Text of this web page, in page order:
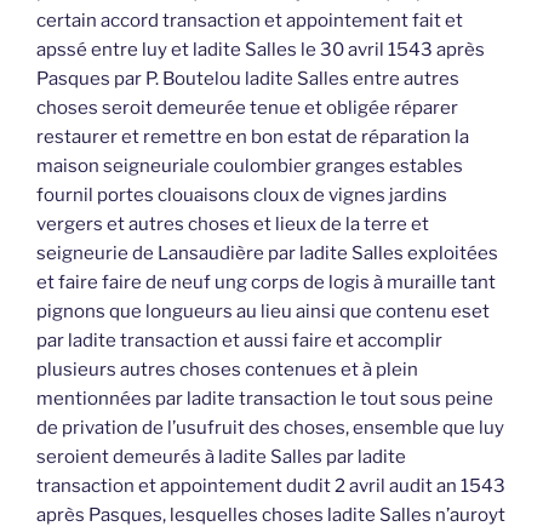
certain accord transaction et appointement fait et
apssé entre luy et ladite Salles le 30 avril 1543 après
Pasques par P. Boutelou ladite Salles entre autres
choses seroit demeurée tenue et obligée réparer
restaurer et remettre en bon estat de réparation la
maison seigneuriale coulombier granges estables
fournil portes clouaisons cloux de vignes jardins
vergers et autres choses et lieux de la terre et
seigneurie de Lansaudière par ladite Salles exploitées
et faire faire de neuf ung corps de logis à muraille tant
pignons que longueurs au lieu ainsi que contenu eset
par ladite transaction et aussi faire et accomplir
plusieurs autres choses contenues et à plein
mentionnées par ladite transaction le tout sous peine
de privation de l’usufruit des choses, ensemble que luy
seroient demeurés à ladite Salles par ladite
transaction et appointement dudit 2 avril audit an 1543
après Pasques, lesquelles choses ladite Salles n’auroyt